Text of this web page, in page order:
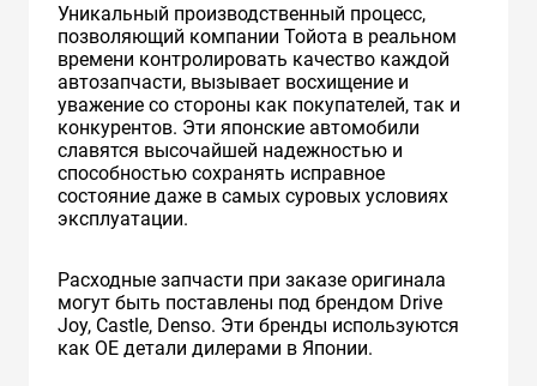
Уникальный производственный процесс,
позволяющий компании Тойота в реальном
времени контролировать качество каждой
автозапчасти, вызывает восхищение и
уважение со стороны как покупателей, так и
конкурентов. Эти японские автомобили
славятся высочайшей надежностью и
способностью сохранять исправное
состояние даже в самых суровых условиях
эксплуатации.
Расходные запчасти при заказе оригинала
могут быть поставлены под брендом Drive
Joy, Castle, Denso. Эти бренды используются
как ОЕ детали дилерами в Японии.